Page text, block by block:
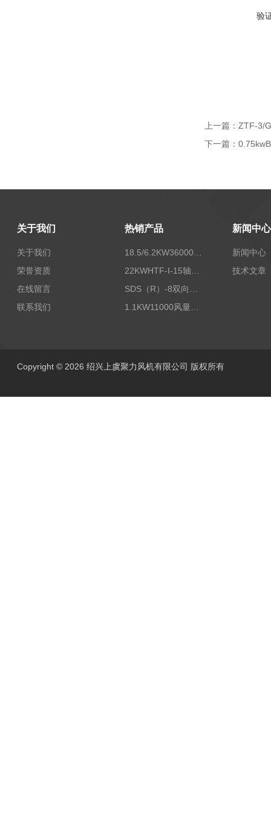
验
上一篇： ZTF-3/
下一篇：
关于我们
关于我们
荣誉资质
在线留言
联系我们
热销产品
1.1KW11000风量FDZ-5.5不锈钢壁式轴流风机
新闻中心
新闻中心
技术文章
Copyright © 2026 绍兴上虞聚力风机有限公司 版权所有